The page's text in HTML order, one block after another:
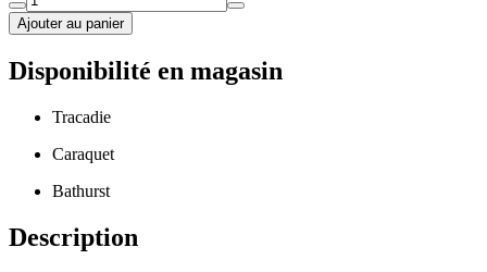
Ajouter au panier
Disponibilité en magasin
Tracadie
Caraquet
Bathurst
Description